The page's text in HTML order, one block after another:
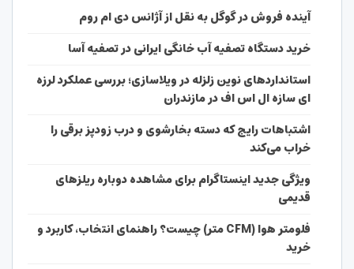
آینده فروش در گوگل به نقل از آژانس دی ام روم
خرید دستگاه تصفیه آب خانگی ایرانی در تصفیه آسا
استانداردهای نوین زلزله در ویلاسازی؛ بررسی عملکرد لرزه
ای سازه ال اس اف در مازندران
اشتباهات رایج که دسته بخارشوی و درب زودپز برقی را
خراب می‌کند
ویژگی جدید اینستاگرام برای مشاهده دوباره ریلزهای
قدیمی
فلومتر هوا (CFM متر) چیست؟ راهنمای انتخاب، کاربرد و
خرید